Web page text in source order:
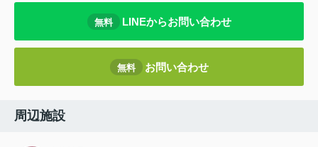
無料 LINEからお問い合わせ
無料 お問い合わせ
周辺施設